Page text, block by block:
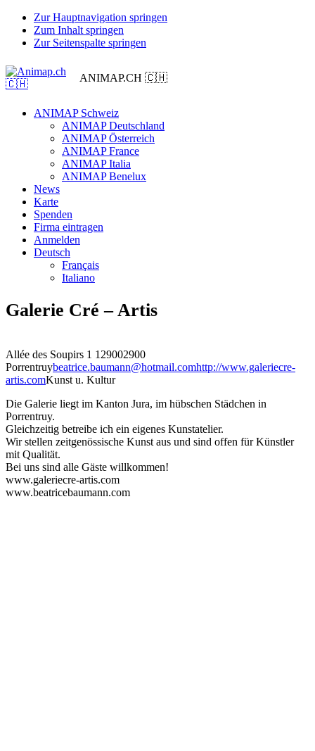
Zur Hauptnavigation springen
Zum Inhalt springen
Zur Seitenspalte springen
ANIMAP.CH 🇨🇭
ANIMAP Schweiz
ANIMAP Deutschland
ANIMAP Österreich
ANIMAP France
ANIMAP Italia
ANIMAP Benelux
News
Karte
Spenden
Firma eintragen
Anmelden
Deutsch
Français
Italiano
Galerie Cré – Artis
Allée des Soupirs 1 1 29002900
Porrentruybeatrice.baumann@hotmail.comhttp://www.galeriecre-
artis.comKunst u. Kultur
Die Galerie liegt im Kanton Jura, im hübschen Städchen in
Porrentruy.
Gleichzeitig betreibe ich ein eigenes Kunstatelier.
Wir stellen zeitgenössische Kunst aus und sind offen für Künstler
mit Qualität.
Bei uns sind alle Gäste willkommen!
www.galeriecre-artis.com
www.beatricebaumann.com